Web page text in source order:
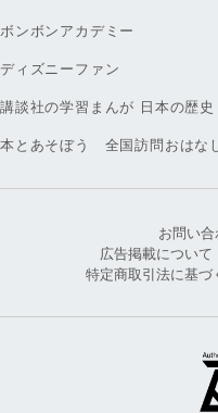
ボンボンアカデミー
ディズニーファン
講談社の学習まんが 日本の歴史
本とあそぼう 全国訪問おはな
お問い
広告掲載について
特定商取引法に基づ